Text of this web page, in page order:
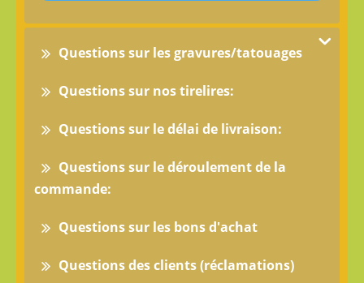
Questions sur les gravures/tatouages
Questions sur nos tirelires:
Questions sur le délai de livraison:
Questions sur le déroulement de la
commande:
Questions sur les bons d'achat
Questions des clients (réclamations)